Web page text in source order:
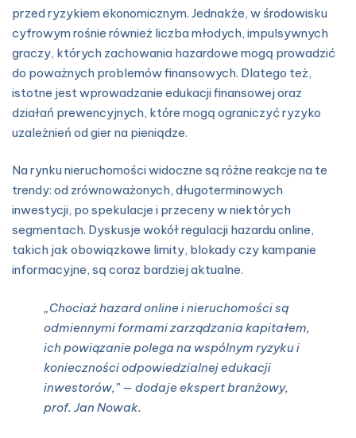
przed ryzykiem ekonomicznym. Jednakże, w środowisku
cyfrowym rośnie również liczba młodych, impulsywnych
graczy, których zachowania hazardowe mogą prowadzić
do poważnych problemów finansowych. Dlatego też,
istotne jest wprowadzanie edukacji finansowej oraz
działań prewencyjnych, które mogą ograniczyć ryzyko
uzależnień od gier na pieniądze.
Na rynku nieruchomości widoczne są różne reakcje na te
trendy: od zrównoważonych, długoterminowych
inwestycji, po spekulacje i przeceny w niektórych
segmentach. Dyskusje wokół regulacji hazardu online,
takich jak obowiązkowe limity, blokady czy kampanie
informacyjne, są coraz bardziej aktualne.
„Chociaż hazard online i nieruchomości są
odmiennymi formami zarządzania kapitałem,
ich powiązanie polega na wspólnym ryzyku i
konieczności odpowiedzialnej edukacji
inwestorów,” — dodaje ekspert branżowy,
prof. Jan Nowak.